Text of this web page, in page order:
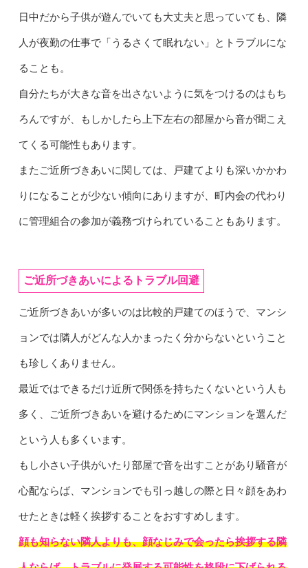
日中だから子供が遊んでいても大丈夫と思っていても、隣
人が夜勤の仕事で「うるさくて眠れない」とトラブルにな
ることも。
自分たちが大きな音を出さないように気をつけるのはもち
ろんですが、もしかしたら上下左右の部屋から音が聞こえ
てくる可能性もあります。
またご近所づきあいに関しては、戸建てよりも深いかかわ
りになることが少ない傾向にありますが、町内会の代わり
に管理組合の参加が義務づけられていることもあります。
ご近所づきあいによるトラブル回避
ご近所づきあいが多いのは比較的戸建てのほうで、マンシ
ョンでは隣人がどんな人かまったく分からないということ
も珍しくありません。
最近ではできるだけ近所で関係を持ちたくないという人も
多く、ご近所づきあいを避けるためにマンションを選んだ
という人も多くいます。
もし小さい子供がいたり部屋で音を出すことがあり騒音が
心配ならば、マンションでも引っ越しの際と日々顔をあわ
せたときは軽く挨拶することをおすすめします。
顔も知らない隣人よりも、顔なじみで会ったら挨拶する隣